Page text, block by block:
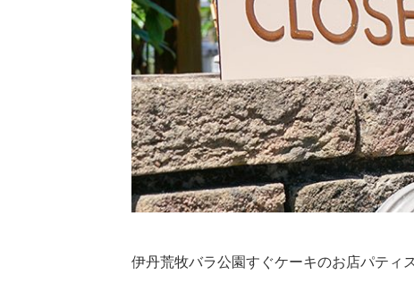
伊丹荒牧バラ公園すぐケーキのお店パティ